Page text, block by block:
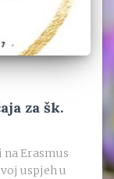
za šk.
na Erasmus
uspjeh u